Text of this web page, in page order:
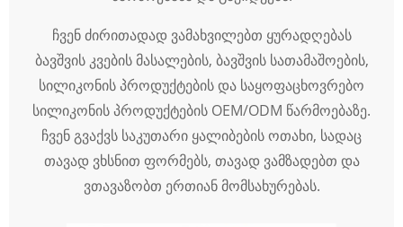
ჩვენ ძირითადად ვამახვილებთ ყურადღებას
ბავშვის კვების მასალების, ბავშვის სათამაშოების,
სილიკონის პროდუქტების და საყოფაცხოვრებო
სილიკონის პროდუქტების OEM/ODM წარმოებაზე.
ჩვენ გვაქვს საკუთარი ყალიბების ოთახი, სადაც
თავად ვხსნით ფორმებს, თავად ვამზადებთ და
ვთავაზობთ ერთიან მომსახურებას.